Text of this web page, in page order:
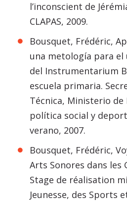
l’inconscient de
CLAPAS, 2009.
Bousquet, Frédéric,
una metología para el
del Instrumentarium
escuela primaria.
Técnica, Ministerio de
política social y
verano, 2007.
Bousquet, Frédéric,
Arts Sonores dans les
Stage de réalisation
Jeunesse, des Sports